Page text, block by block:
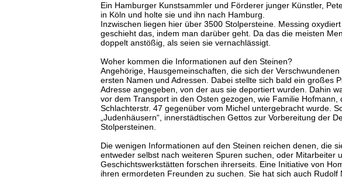
Ein Hamburger Kunstsammler und Förderer junger Künstler,
in Köln und holte sie und ihn nach Hamburg.
Inzwischen liegen hier über 3500 Stolpersteine. Messing
geschieht das, indem man darüber geht. Da das die meisten
doppelt anstößig, als seien sie vernachlässigt.
Woher kommen die Informationen auf den Steinen?
Angehörige, Hausgemeinschaften, die sich der
ersten Namen und Adressen. Dabei stellte sich bald ein großes
Adresse angegeben, von der aus sie deportiert wurden. Dahin
vor dem Transport in den Osten gezogen, wie Familie
Schlachterstr. 47 gegenüber vom Michel untergebracht wurde.
„Judenhäusern“, innerstädtischen Gettos zur Vorbereitung der
Stolpersteinen.
Die wenigen Informationen auf den Steinen reichen denen, die
entweder selbst nach weiteren Spuren suchen, oder Mitarbeiter
Geschichtswerkstätten forschen ihrerseits. Eine Initiative von
ihren ermordeten Freunden zu suchen. Sie hat sich auch Rudolf